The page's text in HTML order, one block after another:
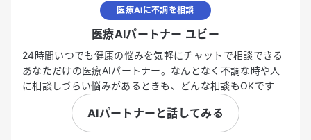
医療AIに不調を相談
医療AIパートナー ユビー
24時間いつでも健康の悩みを気軽にチャットで相談できる
あなただけの医療AIパートナー。なんとなく不調な時や人
に相談しづらい悩みがあるときも、どんな相談もOKです
AIパートナーと話してみる